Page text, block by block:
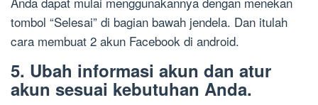
tombol “Selesai” di bagian bawah jendela. Dan itulah
cara membuat 2 akun Facebook di android.
5. Ubah informasi akun dan atur
akun sesuai kebutuhan Anda.